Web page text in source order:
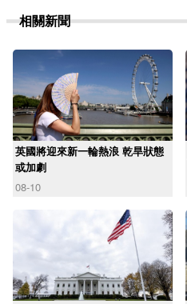
相關新聞
英國將迎來新一輪熱浪 乾旱狀態
或加劇
08-10